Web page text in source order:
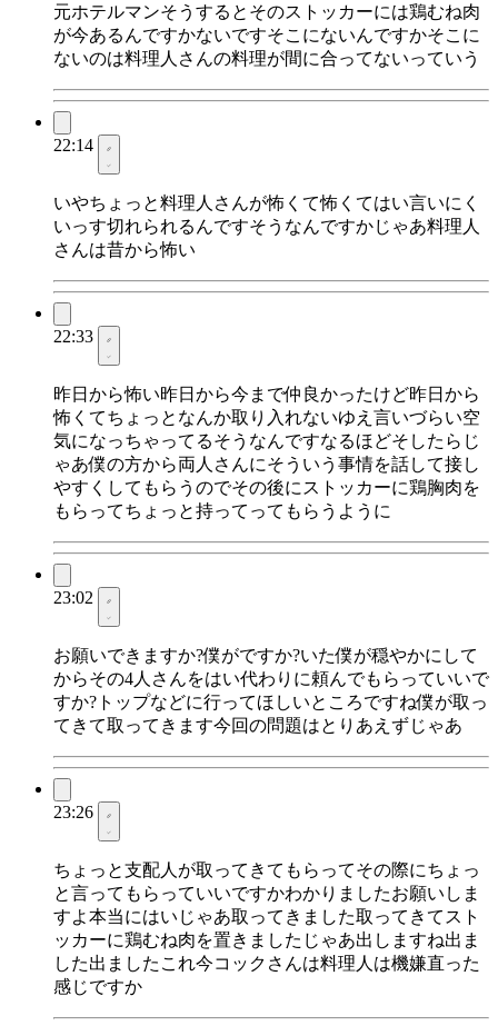
元ホテルマンそうするとそのストッカーには鶏むね肉
が今あるんですかないですそこにないんですかそこに
ないのは料理人さんの料理が間に合ってないっていう
22:14
いやちょっと料理人さんが怖くて怖くてはい言いにく
いっす切れられるんですそうなんですかじゃあ料理人
さんは昔から怖い
22:33
昨日から怖い昨日から今まで仲良かったけど昨日から
怖くてちょっとなんか取り入れないゆえ言いづらい空
気になっちゃってるそうなんですなるほどそしたらじ
ゃあ僕の方から両人さんにそういう事情を話して接し
やすくしてもらうのでその後にストッカーに鶏胸肉を
もらってちょっと持ってってもらうように
23:02
お願いできますか?僕がですか?いた僕が穏やかにして
からその4人さんをはい代わりに頼んでもらっていいで
すか?トップなどに行ってほしいところですね僕が取っ
てきて取ってきます今回の問題はとりあえずじゃあ
23:26
ちょっと支配人が取ってきてもらってその際にちょっ
と言ってもらっていいですかわかりましたお願いしま
すよ本当にはいじゃあ取ってきました取ってきてスト
ッカーに鶏むね肉を置きましたじゃあ出しますね出ま
した出ましたこれ今コックさんは料理人は機嫌直った
感じですか